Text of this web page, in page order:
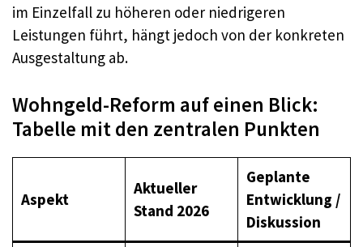
im Einzelfall zu höheren oder niedrigeren
Leistungen führt, hängt jedoch von der konkreten
Ausgestaltung ab.
Wohngeld-Reform auf einen Blick:
Tabelle mit den zentralen Punkten
Aspekt
Aktueller
Stand 2026
Geplante
Entwicklung /
Diskussion